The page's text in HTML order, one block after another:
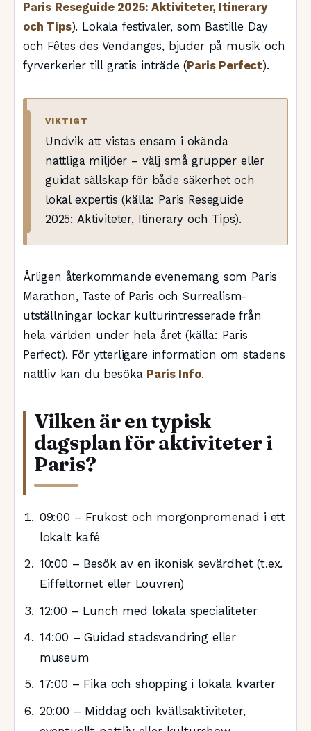
Paris Reseguide 2025: Aktiviteter, Itinerary
och Tips). Lokala festivaler, som Bastille Day
och Fêtes des Vendanges, bjuder på musik och
fyrverkerier till gratis inträde (Paris Perfect).
VIKTIGT
Undvik att vistas ensam i okända
nattliga miljöer – välj små grupper eller
guidat sällskap för både säkerhet och
lokal expertis (källa: Paris Reseguide
2025: Aktiviteter, Itinerary och Tips).
Årligen återkommande evenemang som Paris
Marathon, Taste of Paris och Surrealism-
utställningar lockar kulturintresserade från
hela världen under hela året (källa: Paris
Perfect). För ytterligare information om stadens
nattliv kan du besöka Paris Info.
Vilken är en typisk
dagsplan för aktiviteter i
Paris?
09:00 – Frukost och morgonpromenad i ett
lokalt kafé
10:00 – Besök av en ikonisk sevärdhet (t.ex.
Eiffeltornet eller Louvren)
12:00 – Lunch med lokala specialiteter
14:00 – Guidad stadsvandring eller
museum
17:00 – Fika och shopping i lokala kvarter
20:00 – Middag och kvällsaktiviteter,